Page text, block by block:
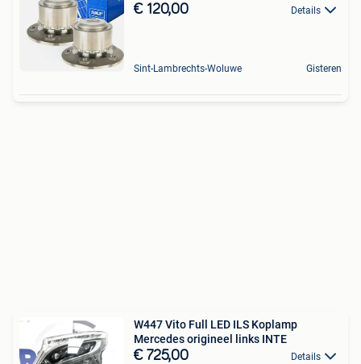
€ 120,00 Details
Sint-Lambrechts-Woluwe Gisteren
W447 Vito Full LED ILS Koplamp
Mercedes origineel links INTE
€ 725,00 Details